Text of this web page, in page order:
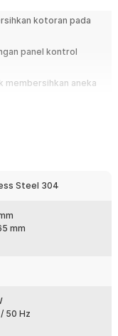
kotoran pada
panel kontrol
membersihkan aneka
Menggunakan
juga dapat
rumah dengan alat
ultrasonic yang
Teknologi ini
yang efektif untuk
Steel 304
mm
50 Hz